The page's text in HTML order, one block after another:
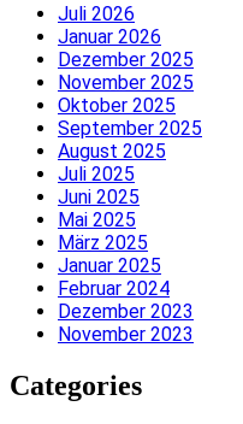
Juli 2026
Januar 2026
Dezember 2025
November 2025
Oktober 2025
September 2025
August 2025
Juli 2025
Juni 2025
Mai 2025
März 2025
Januar 2025
Februar 2024
Dezember 2023
November 2023
Categories